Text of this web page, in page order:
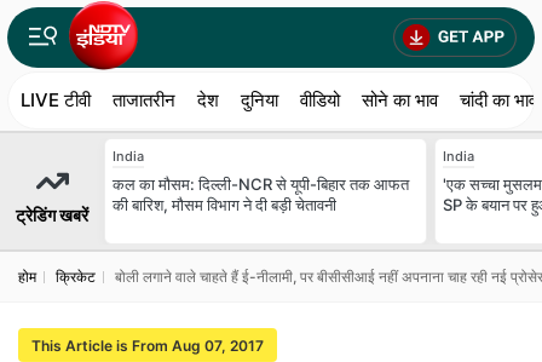
LIVE टीवी ताजातरीन देश दुनिया वीडियो सोने का भाव चांदी का भाव
ट्रेडिंग खबरें
India
कल का मौसम: दिल्ली-NCR से यूपी-बिहार तक आफत
की बारिश, मौसम विभाग ने दी बड़ी चेतावनी
India
'एक सच्चा
SP के बयान पर
होम क्रिकेट बोली लगाने वाले चाहते हैं ई-नीलामी, पर बीसीसीआई नहीं अपनाना चाह रही नई
This Article is From Aug 07, 2017